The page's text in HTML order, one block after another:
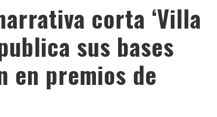
corta ‘Villa
sus bases
en premios de